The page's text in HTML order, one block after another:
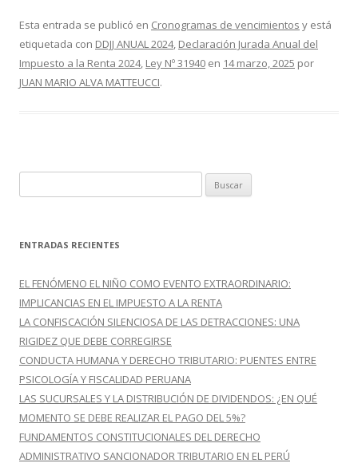
e
b
o
itt
er
m
p
ar
Esta entrada se publicó en Cronogramas de vencimientos y está
etiquetada con DDJJ ANUAL 2024, Declaración Jurada Anual del
Impuesto a la Renta 2024, Ley Nº 31940 en 14 marzo, 2025 por
JUAN MARIO ALVA MATTEUCCI.
u
c
r
:
ENTRADAS RECIENTES
EL FENÓMENO EL NIÑO COMO EVENTO EXTRAORDINARIO:
IMPLICANCIAS EN EL IMPUESTO A LA RENTA
LA CONFISCACIÓN SILENCIOSA DE LAS DETRACCIONES: UNA
RIGIDEZ QUE DEBE CORREGIRSE
CONDUCTA HUMANA Y DERECHO TRIBUTARIO: PUENTES ENTRE
PSICOLOGÍA Y FISCALIDAD PERUANA
LAS SUCURSALES Y LA DISTRIBUCIÓN DE DIVIDENDOS: ¿EN QUÉ
MOMENTO SE DEBE REALIZAR EL PAGO DEL 5%?
FUNDAMENTOS CONSTITUCIONALES DEL DERECHO
ADMINISTRATIVO SANCIONADOR TRIBUTARIO EN EL PERÚ